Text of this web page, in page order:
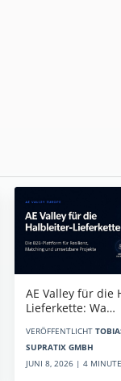
AE Valley für die
Lieferkette: Wa…
VERÖFFENTLICHT
SUPRATIX GMBH
JUNI 8, 2026 | 4